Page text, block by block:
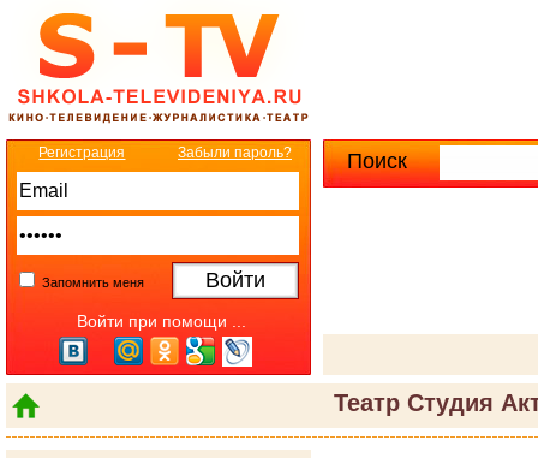
Поиск
Театр Студия
Регистрация Забыли пароль?
Запомнить меня
Войти при помощи ...